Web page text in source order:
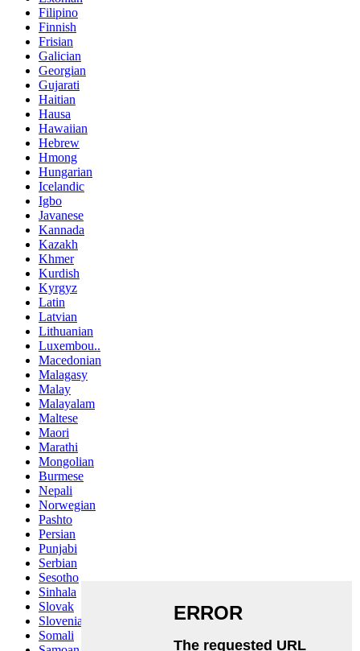
Filipino
Finnish
Frisian
Galician
Georgian
Gujarati
Haitian
Hausa
Hawaiian
Hebrew
Hmong
Hungarian
Icelandic
Igbo
Javanese
Kannada
Kazakh
Khmer
Kurdish
Kyrgyz
Latin
Latvian
Lithuanian
Luxembou..
Macedonian
Malagasy
Malay
Malayalam
Maltese
Maori
Marathi
Mongolian
Burmese
Nepali
Norwegian
Pashto
Persian
Punjabi
Serbian
Sesotho
Sinhala
Slovak
Slovenian
Somali